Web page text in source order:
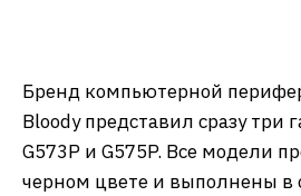
Бренд компьютерной
Bloody представил сразу три
G573P и G575P. Все модели
черном цвете и выполнены в